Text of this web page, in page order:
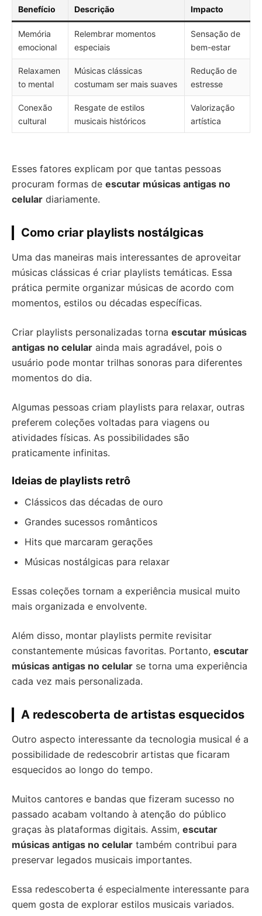
Benefício Descrição Impacto
Memória
emocional
Relembrar momentos
especiais
Sensação de
bem-estar
Relaxamen
to mental
Músicas clássicas
costumam ser mais suaves
Redução de
estresse
Conexão
cultural
Resgate de estilos
musicais históricos
Valorização
artística
Esses fatores explicam por que tantas pessoas
procuram formas de escutar músicas antigas no
celular diariamente.
Como criar playlists nostálgicas
Uma das maneiras mais interessantes de aproveitar
músicas clássicas é criar playlists temáticas. Essa
prática permite organizar músicas de acordo com
momentos, estilos ou décadas específicas.
Criar playlists personalizadas torna escutar músicas
antigas no celular ainda mais agradável, pois o
usuário pode montar trilhas sonoras para diferentes
momentos do dia.
Algumas pessoas criam playlists para relaxar, outras
preferem coleções voltadas para viagens ou
atividades físicas. As possibilidades são
praticamente infinitas.
Ideias de playlists retrô
Clássicos das décadas de ouro
Grandes sucessos românticos
Hits que marcaram gerações
Músicas nostálgicas para relaxar
Essas coleções tornam a experiência musical muito
mais organizada e envolvente.
Além disso, montar playlists permite revisitar
constantemente músicas favoritas. Portanto, escutar
músicas antigas no celular se torna uma experiência
cada vez mais personalizada.
A redescoberta de artistas esquecidos
Outro aspecto interessante da tecnologia musical é a
possibilidade de redescobrir artistas que ficaram
esquecidos ao longo do tempo.
Muitos cantores e bandas que fizeram sucesso no
passado acabam voltando à atenção do público
graças às plataformas digitais. Assim, escutar
músicas antigas no celular também contribui para
preservar legados musicais importantes.
Essa redescoberta é especialmente interessante para
quem gosta de explorar estilos musicais variados.